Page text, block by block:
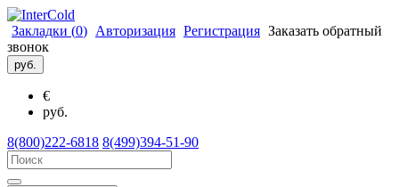
Закладки (0) Авторизация Регистрация Заказать обратный
звонок
руб.
€
руб.
8(800)222-6818 8(499)394-51-90